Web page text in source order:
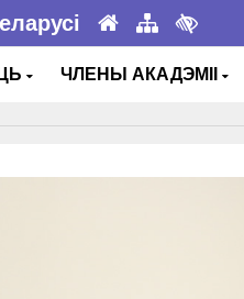
ЧЛЕНЫ АКАДЭМІІ